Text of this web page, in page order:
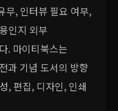
무, 인터뷰 필요 여부,
인지 외부
. 마이티북스는
과 기념 도서의 방향
, 편집, 디자인, 인쇄